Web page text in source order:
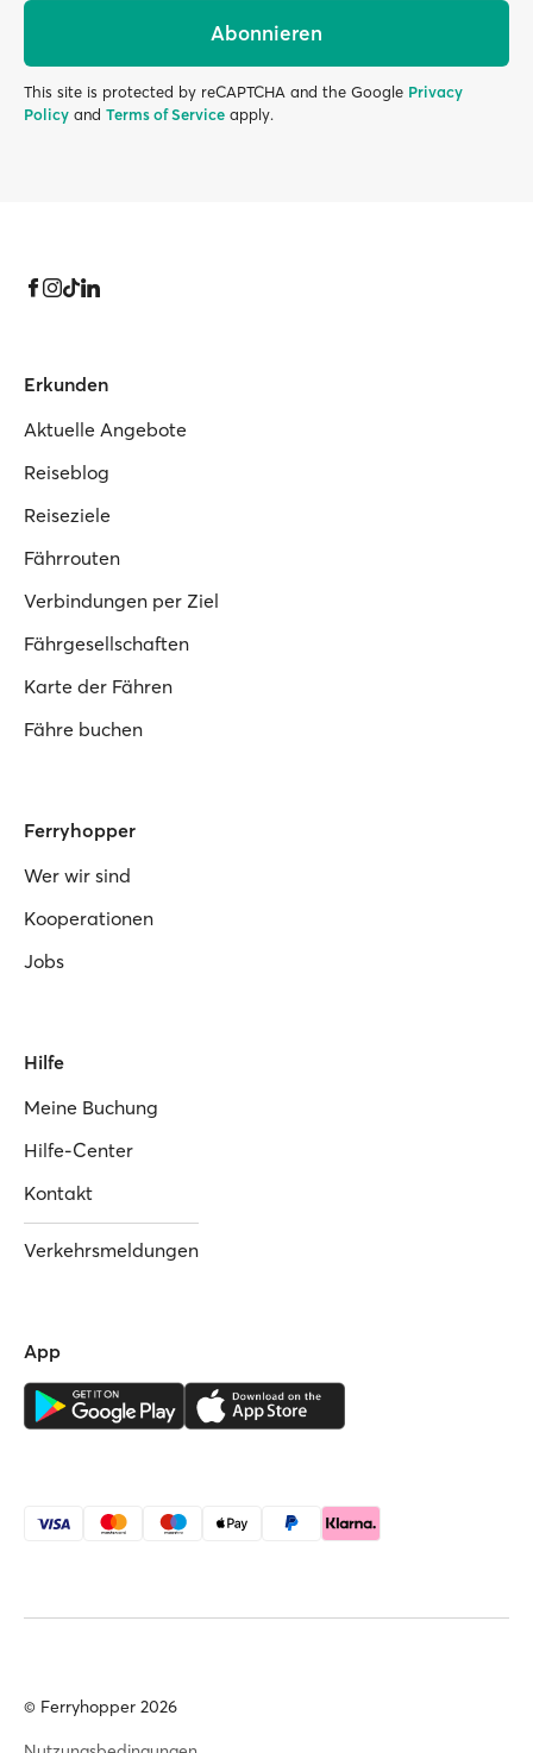
Abonnieren
This site is protected by reCAPTCHA and the Google Privacy
Policy and Terms of Service apply.
Erkunden
Aktuelle Angebote
Reiseblog
Reiseziele
Fährrouten
Verbindungen per Ziel
Fährgesellschaften
Karte der Fähren
Fähre buchen
Ferryhopper
Wer wir sind
Kooperationen
Jobs
Hilfe
Meine Buchung
Hilfe-Center
Kontakt
Verkehrsmeldungen
App
© Ferryhopper 2026